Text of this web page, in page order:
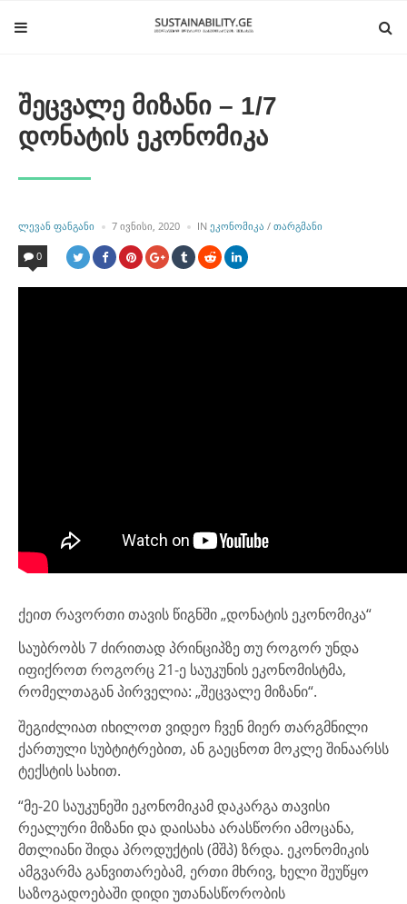
შეცვალე მიზანი – 1/7
დონატის ეკონომიკა
POSTED
BY
ᲚᲔᲕᲐᲜ ᲤᲐᲜᲒᲐᲜᲘ 7 ᲘᲕᲜᲘᲡᲘ, 2020 IN POSTED
IN
ᲔᲙᲝᲜᲝᲛᲘᲙᲐ / ᲗᲐᲠᲒᲛᲐᲜᲘ
0
ქეით რავორთი თავის წიგნში „დონატის ეკონომიკა“
საუბრობს 7 ძირითად პრინციპზე თუ როგორ უნდა
იფიქროთ როგორც 21-ე საუკუნის ეკონომისტმა,
რომელთაგან პირველია: „შეცვალე მიზანი“.
შეგიძლიათ იხილოთ ვიდეო ჩვენ მიერ თარგმნილი
ქართული სუბტიტრებით, ან გაეცნოთ მოკლე შინაარსს
ტექსტის სახით.
“მე-20 საუკუნეში ეკონომიკამ დაკარგა თავისი
რეალური მიზანი და დაისახა არასწორი ამოცანა,
მთლიანი შიდა პროდუქტის (მშპ) ზრდა. ეკონომიკის
ამგვარმა განვითარებამ, ერთი მხრივ, ხელი შეუწყო
საზოგადოებაში დიდი უთანასწორობის